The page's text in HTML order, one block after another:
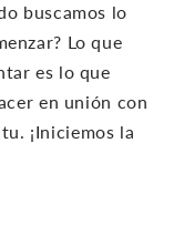
buscamos lo
Lo que
es lo que
en unión con
¡Iniciemos la